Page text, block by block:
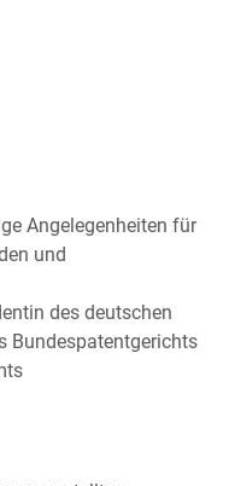
Angelegenheiten für
und
des deutschen
Bundespatentgerichts